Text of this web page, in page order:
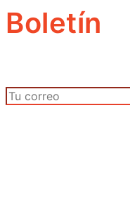
Boletín